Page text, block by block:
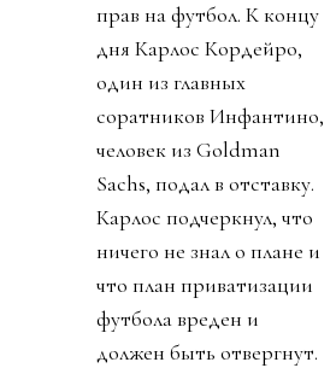
прав на футбол. К концу
дня Карлос Кордейро,
один из главных
соратников Инфантино,
человек из Goldman
Sachs, подал в отставку.
Карлос подчеркнул, что
ничего не знал о плане и
что план приватизации
футбола вреден и
должен быть отвергнут.